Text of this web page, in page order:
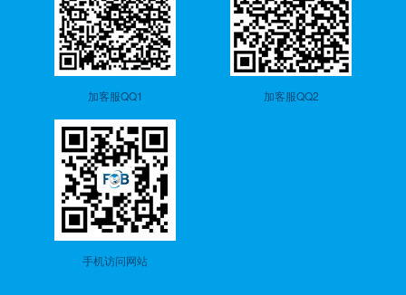
加客服QQ1 加客服QQ2
手机访问网站